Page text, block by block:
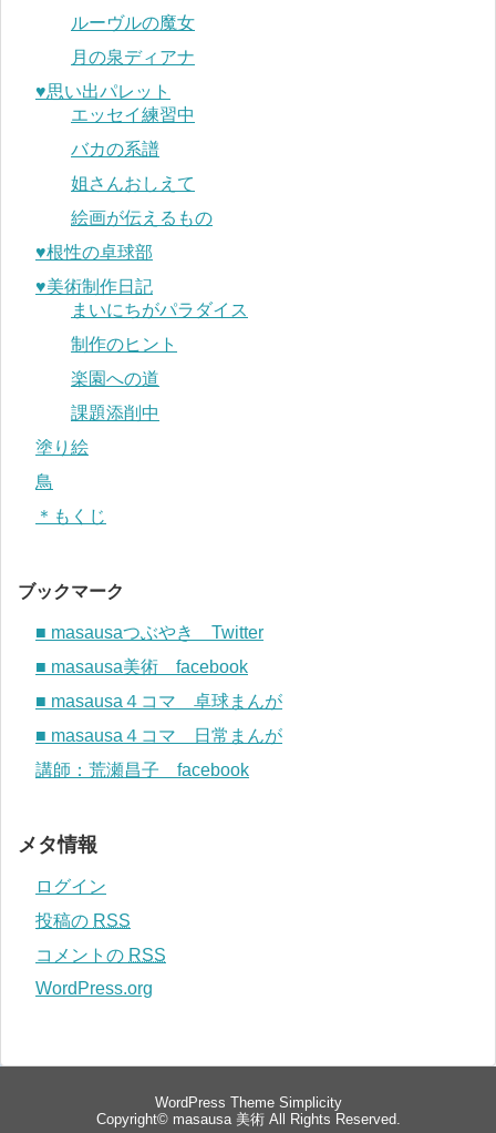
ルーヴルの魔女
月の泉ディアナ
♥︎思い出パレット
エッセイ練習中
バカの系譜
姐さんおしえて
絵画が伝えるもの
♥︎根性の卓球部
♥︎美術制作日記
まいにちがパラダイス
制作のヒント
楽園への道
課題添削中
塗り絵
鳥
＊もくじ
ブックマーク
■ masausaつぶやき Twitter
■ masausa美術 facebook
■ masausa４コマ 卓球まんが
■ masausa４コマ 日常まんが
講師：荒瀬昌子 facebook
メタ情報
ログイン
投稿の RSS
コメントの RSS
WordPress.org
WordPress Theme Simplicity
Copyright© masausa 美術All Rights Reserved.